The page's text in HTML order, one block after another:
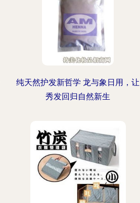
纯天然护发新哲学 龙与象日用，让
秀发回归自然新生